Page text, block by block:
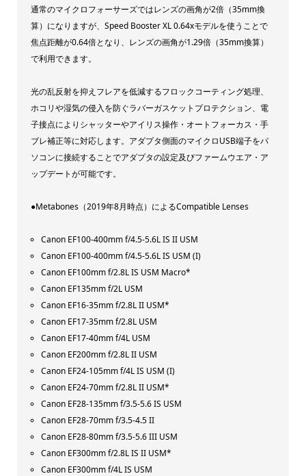
通常のマイクロフォーサーズではレンズの画角が2倍（35mm換
算）になりますが、Speed Booster XL 0.64xモデルを使うことで
焦点距離が0.64倍となり、レンズの画角が1.29倍（35mm換算）
で利用できます。
光の乱反射を抑えフレアを低減するフロックコーティング処理、
ホコリや湿気の侵入を防ぐラバーガスケットプロテクション、電
子接点によりシャッターやアイリス操作・オートフォーカス・手
ブレ補正等に対応します。アダプタ側面のマイクロUSB端子をパ
ソコンに接続することでアダプタの設定及びファームウエア・ア
ップデートが可能です。
●Metabones（2019年8月時点）によるCompatible Lenses
Canon EF100-400mm f/4.5-5.6L IS II USM
Canon EF100-400mm f/4.5-5.6L IS USM (I)
Canon EF100mm f/2.8L IS USM Macro*
Canon EF135mm f/2L USM
Canon EF16-35mm f/2.8L II USM*
Canon EF17-35mm f/2.8L USM
Canon EF17-40mm f/4L USM
Canon EF200mm f/2.8L II USM
Canon EF24-105mm f/4L IS USM (I)
Canon EF24-70mm f/2.8L II USM*
Canon EF28-135mm f/3.5-5.6 IS USM
Canon EF28-70mm f/3.5-4.5 II
Canon EF28-80mm f/3.5-5.6 III USM
Canon EF300mm f/2.8L IS II USM*
Canon EF300mm f/4L IS USM